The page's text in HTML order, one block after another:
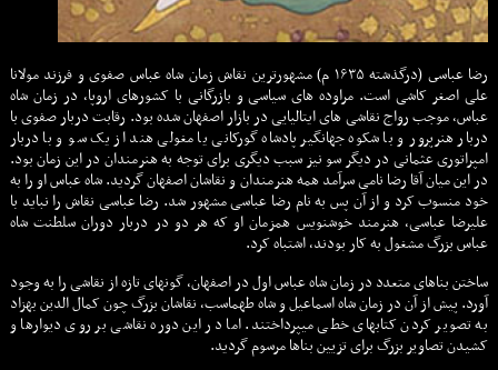
رضا عباسى (درگذشته ۱۶۳۵ م) مشهورترین نقاش زمان شاه عباس صفوی و فرزند مولانا
علی اصغر کاشی است. مراوده های سیاسی و بازرگانی با کشورهای اروپا، در زمان شاه
عباس، موجب رواج نقاشی های ایتالیایی در بازار اصفهان شده بود. رقابت دربار صفوی با
دربار هنرپرور و با شکوه جهانگیر پادشاه گورکانی یا مغولی هند از یک سو و با دربار
امپراتوری عثمانی در دیگر سو نیز سبب دیگری برای توجه به هنرمندان در این زمان بود.
در این میان آقا رضا نامی سرآمد همه هنرمندان و نقاشان اصفهان گردید. شاه عباس او را به
خود منسوب کرد و از آن پس به نام رضا عباسی مشهور شد. رضا عباسی نقاش را نباید با
علیرضا عباسی، هنرمند خوشنویس همزمان او که هر دو در دربار دوران سلطنت شاه
عباس بزرگ مشغول به کار بودند، اشتباه کرد.
ساختن بناهای متعدد در زمان شاه عباس اول در اصفهان، گونهای تازه از نقاشی را به وجود
آورد. پیش از آن در زمان شاه اسماعیل و شاه طهماسب، نقاشان بزرگ چون کمال الدین بهزاد
به تصویر کردن کتابهای خطی میپرداختند. اما در این دوره نقاشی بر روی دیوارها و
کشیدن تصاویر بزرگ برای تزیین بناها مرسوم گردید.